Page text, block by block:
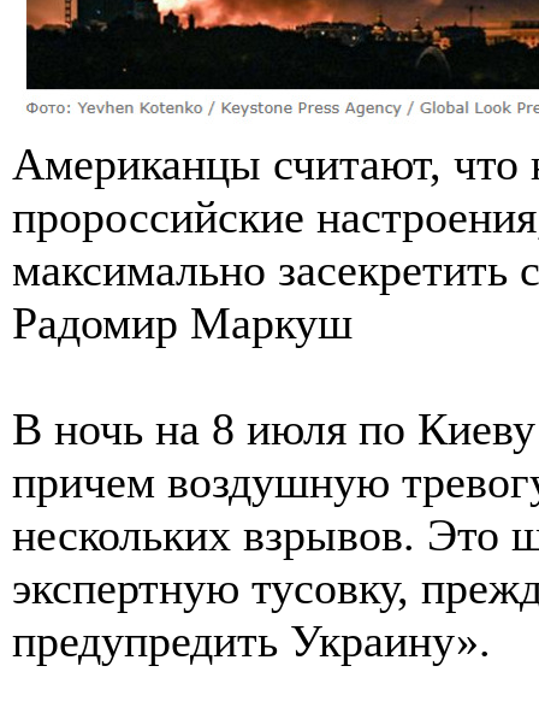
Американцы считают, что
пророссийские
максимально засекретить
Радомир Маркуш
В ночь на 8 июля по
причем воздушную
нескольких взрывов. Это
экспертную тусовку,
предупредить Украину».